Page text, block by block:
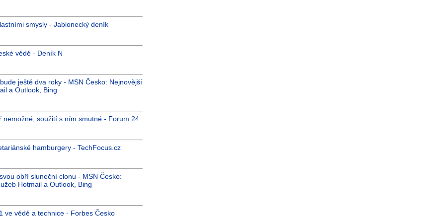
smysly - Jablonecký deník
vědě - Deník N
ještě dva roky - MSN Česko: Nejnovější
a Outlook, Bing
soužití s ním smutné - Forum 24
hamburgery - TechFocus.cz
obří sluneční clonu - MSN Česko:
Hotmail a Outlook, Bing
ve vědě a technice - Forbes Česko